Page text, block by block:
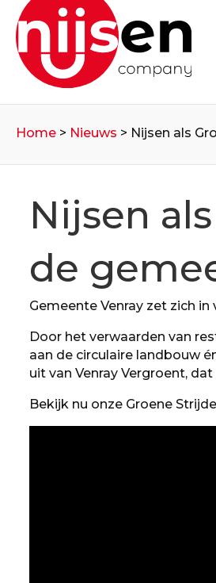
Home > Nieuws > Nijsen als
Nijsen
de
Gemeente Venray zet zich
Door het verwaarden van
aan de circulaire landbouw
uit van Venray Vergroent,
Bekijk nu onze Groene